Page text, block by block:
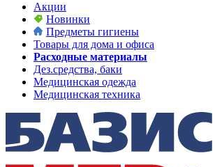
Акции
Новинки
Предметы гигиены
Товары для дома и офиса
Расходные материалы
Дез.средства, баки
Медицинская одежда
Медицинская техника